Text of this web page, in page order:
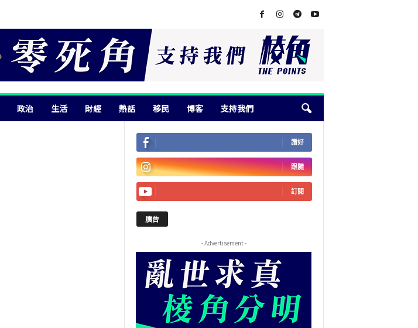
政治 生活 財經 熱話 移民 博客 支持我們
讚好
跟隨
訂閱
廣告
- Advertisement -